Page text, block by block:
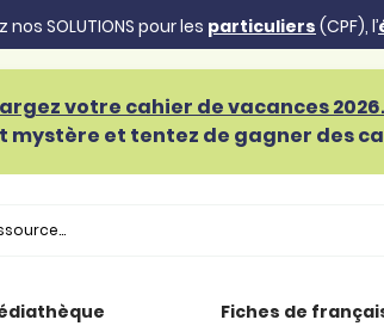
SOLUTIONS pour les particuliers (CPF), l’
votre cahier de vacances 2026.
mystère et tentez de gagner des
Fiches de